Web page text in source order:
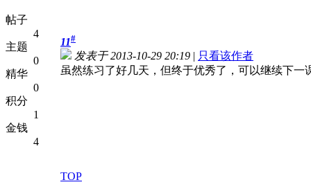
帖子
4
主题
0
精华
0
积分
1
金钱
4
11#
发表于 2013-10-29 20:19 | 只看该作者
虽然练习了好几天，但终于优秀了，可以继续下一
TOP